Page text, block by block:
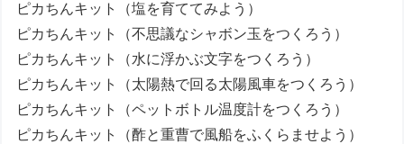
ピカちんキット（塩を育ててみよう）
ピカちんキット（不思議なシャボン玉をつくろう）
ピカちんキット（水に浮かぶ文字をつくろう）
ピカちんキット（太陽熱で回る太陽風車をつくろう）
ピカちんキット（ペットボトル温度計をつくろう）
ピカちんキット（酢と重曹で風船をふくらませよう）